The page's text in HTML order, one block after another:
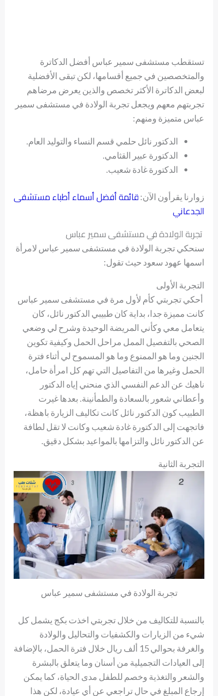
تستقطب مستشفى سمير عباس أفضل الدكاترة
والمتخصصين في جميع أقسامها، لكن تبقى الأفضلية
لبعض الدكاترة الأكثر تخصص والذين يعرض مرضاهم
تجربتهم معهم ويجعل تجربة الولادة في مستشفى سمير
عباس متميزة ومنهم:
الدكتور نائل حلمي قسم النساء والتوليد العام.
الدكتورة عبير القثامي.
الدكتورة غادة شعيب.
زوارنا يقرأون الآن:قائمة أفضل أسماء أطباء مستشفى
الجدعاني
تجربة الولادة في مستشفى سمير عباس
سنحكي تجربة الولادة في مستشفى سمير عباس لامرأة
اسمها عهود سعود حيث تقول:
التجربة الأولى
أحكي تجربتي كأم لأول مرة في مستشفى سمير عباس
كانت مميزة جدا، بداية كان طبيبي الدكتور نائل، كان
يتعامل معي وكأني المريضة الوحيدة وشرح لي وضعي
الصحي بالتفصيل الممل مراحل الحمل وكيفية تكوين
الجنين وما هو الممنوع وما هو المسموح لي أثناء فترة
الحمل وغيرها من التفاصيل التي تهم كل امرأة حامل،
ناهيك عن الدعم النفسي الذي منحني إياه الدكتور
وأعطاني شعور بالسعادة والطمأنينة. بعدها غيرت
الطبيب كون الدكتور نائل كانت تكاليف الزيارة باهظة،
فاتجهت إلى الدكتورة غادة شعيب وكانت لا تقل لطافة
عن الدكتور نائل والتزامها بالمواعيد بشكل دقيق.
التجربة الثانية
تجربة الولادة في مستشفى سمير عباس
بالنسبة للتكاليف من خلال تجربتي اخذت بكج يشمل كل
شيء من الزيارات والكشفيات والتحاليل والولادة
والغرفة بحوالي 15 ألف ريال خلال فترة الحمل، بالإضافة
إلى العيادات التجميلية من أسنان وما يتعلق بالبشرة
والشعر والتغذية وخصم للطفل مدى الحياة، كما يمكن
إرجاع المبلغ في حال تراجعي عن أي عيادة، لكن هذا